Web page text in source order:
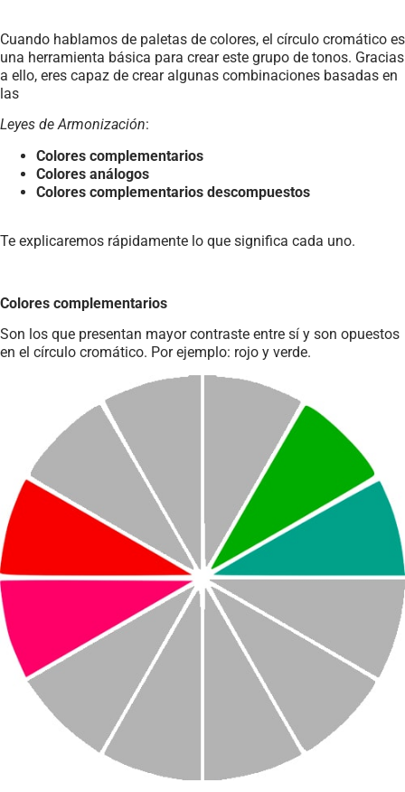
Cuando hablamos de paletas de colores, el círculo cromático es
una herramienta básica para crear este grupo de tonos. Gracias
a ello, eres capaz de crear algunas combinaciones basadas en
las
Leyes de Armonización:
Colores complementarios
Colores análogos
Colores complementarios descompuestos
Te explicaremos rápidamente lo que significa cada uno.
Colores complementarios
Son los que presentan mayor contraste entre sí y son opuestos
en el círculo cromático. Por ejemplo: rojo y verde.